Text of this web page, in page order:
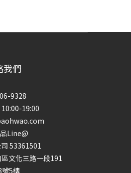
我們
9328
19:00
Line@
53361501
文化三路一段191
號5樓